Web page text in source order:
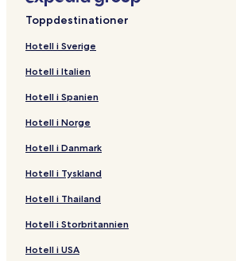
Toppdestinationer
Hotell i Sverige
Hotell i Italien
Hotell i Spanien
Hotell i Norge
Hotell i Danmark
Hotell i Tyskland
Hotell i Thailand
Hotell i Storbritannien
Hotell i USA